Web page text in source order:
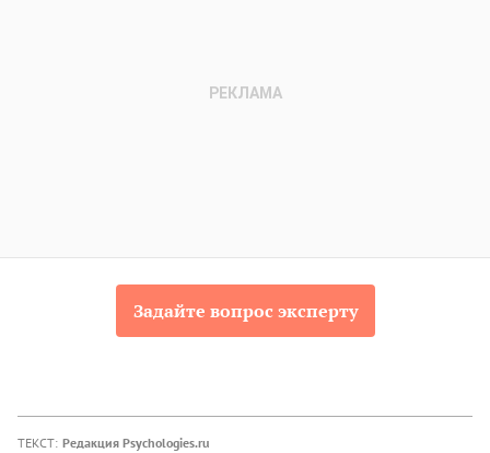
Задайте вопрос эксперту
ТЕКСТ: Редакция Psychologies.ru